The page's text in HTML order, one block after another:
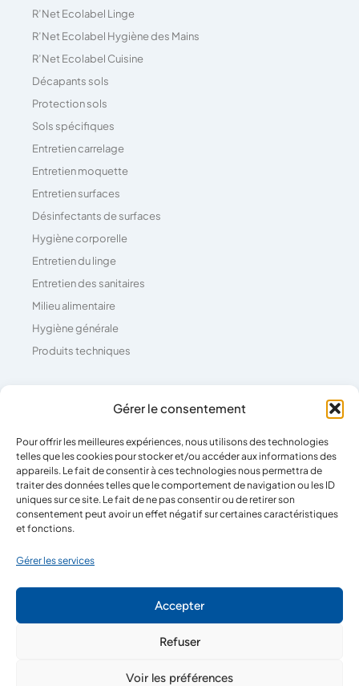
Gérer le consentement
Pour offrir les meilleures expériences, nous utilisons des technologies
telles que les cookies pour stocker et/ou accéder aux informations des
appareils. Le fait de consentir à ces technologies nous permettra de
traiter des données telles que le comportement de navigation ou les ID
uniques sur ce site. Le fait de ne pas consentir ou de retirer son
consentement peut avoir un effet négatif sur certaines caractéristiques
et fonctions.
Gérer les services
Accepter
Refuser
Voir les préférences
04 73 26 81 71
39 Rue Pierre Boulanger,
63100 Clermont-Ferrand
R’Net Ecolabel Linge
R’Net Ecolabel Hygiène des Mains
R’Net Ecolabel Cuisine
Décapants sols
Protection sols
Sols spécifiques
Entretien carrelage
Entretien moquette
Entretien surfaces
Désinfectants de surfaces
Hygiène corporelle
Entretien du linge
Entretien des sanitaires
Milieu alimentaire
Hygiène générale
Produits techniques
14:00-18:00
Cookies Mentions légales